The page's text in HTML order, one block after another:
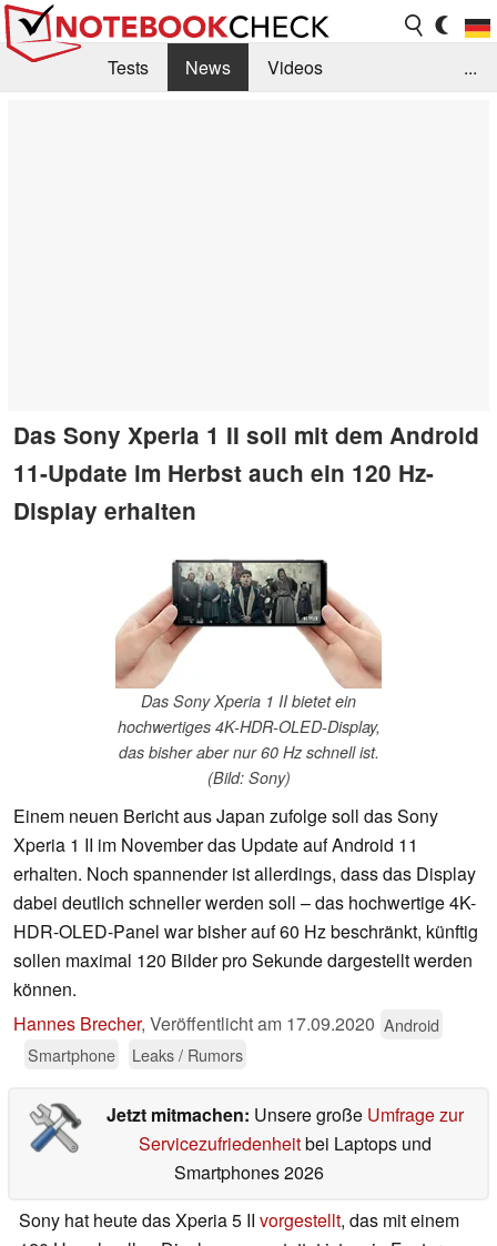
Tests News
Videos
...
Das Sony Xperia 1 II soll mit dem Android
11-Update im Herbst auch ein 120 Hz-
Display erhalten
Das Sony Xperia 1 II bietet ein
hochwertiges 4K-HDR-OLED-Display,
das bisher aber nur 60 Hz schnell ist.
(Bild: Sony)
Einem neuen Bericht aus Japan zufolge soll das Sony
Xperia 1 II im November das Update auf Android 11
erhalten. Noch spannender ist allerdings, dass das Display
dabei deutlich schneller werden soll – das hochwertige 4K-
HDR-OLED-Panel war bisher auf 60 Hz beschränkt, künftig
sollen maximal 120 Bilder pro Sekunde dargestellt werden
können.
Hannes Brecher, Veröffentlicht am 17.09.2020 Android
Smartphone
Leaks / Rumors
Jetzt mitmachen: Unsere große Umfrage zur
Servicezufriedenheitbei Laptops und
Smartphones 2026
Sony hat heute das Xperia 5 II vorgestellt, das mit einem